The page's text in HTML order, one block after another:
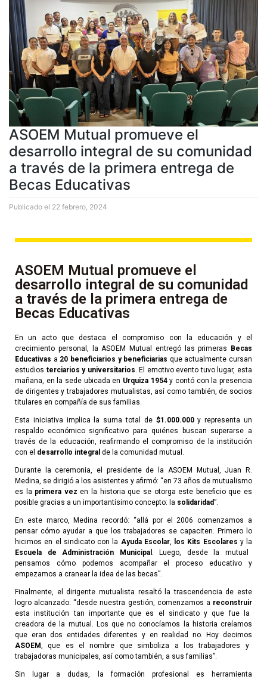
ASOEM Mutual promueve el
desarrollo integral de su comunidad
a través de la primera entrega de
Becas Educativas
Publicado el 22 febrero, 2024
ASOEM Mutual promueve el
desarrollo integral de su comunidad
a través de la primera entrega de
Becas Educativas
En un acto que destaca el compromiso con la educación y el
crecimiento personal, la ASOEM Mutual entregó las primeras
Becas
Educativas a 20 beneficiarios y beneficiarias que actualmente cursan
estudios terciarios y universitarios. El emotivo evento tuvo lugar, esta
mañana, en la sede ubicada en Urquiza 1954y contó con la presencia
de dirigentes y trabajadores mutualistas, así como también, de socios
titulares en compañía de sus familias.
Esta iniciativa implica la suma total de $1.000.000y representa un
respaldo económico significativo para quiénes buscan superarse a
través de la educación, reafirmando el compromiso de la institución
con el desarrollo integral de la comunidad mutual.
Durante la ceremonia, el presidente de la ASOEM Mutual, Juan R.
Medina, se dirigió a los asistentes y afirmó: “en 73 años de mutualismo
es la primera vez en la historia que se otorga este beneficio que es
posible gracias a un importantísimo concepto: la solidaridad”.
En este marco, Medina recordó: “allá por el 2006 comenzamos a
pensar cómo ayudar a que los trabajadores se capaciten. Primero lo
hicimos en el sindicato con la Ayuda Escolar, los Kits Escolares y la
Escuela de Administración Municipal . Luego, desde la mutual
pensamos cómo podemos acompañar el proceso educativo y
empezamos a cranear la idea de las becas”.
Finalmente, el dirigente mutualista resaltó la trascendencia de este
logro alcanzado: “desde nuestra gestión, comenzamos a reconstruir
esta institución tan importante que es el sindicato y que fue la
creadora de la mutual. Los que no conocíamos la historia creíamos
que eran dos entidades diferentes y en realidad no. Hoy decimos
ASOEM, que es el nombre que simboliza a los trabajadores y
trabajadoras municipales, así como también, a sus familias”.
Sin lugar a dudas, la formación profesional es herramienta